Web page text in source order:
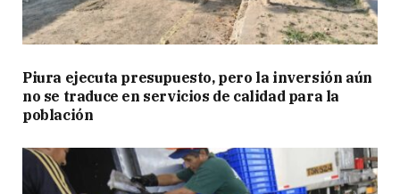
Piura ejecuta presupuesto, pero la inversión aún
no se traduce en servicios de calidad para la
población